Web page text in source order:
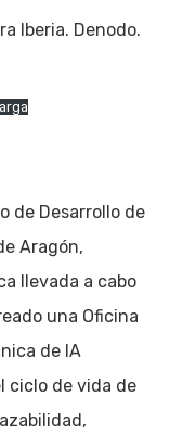
Iberia. Denodo.
de Desarrollo de
Aragón,
llevada a cabo
una Oficina
de IA
ciclo de vida de